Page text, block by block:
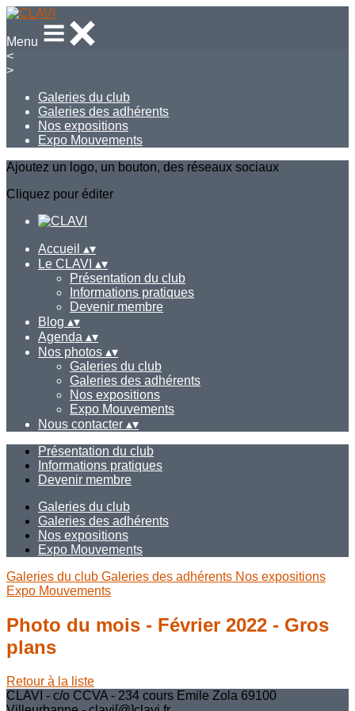
Menu
<
>
Galeries du club
Galeries des adhérents
Nos expositions
Expo Mouvements
Ajoutez un logo, un bouton, des réseaux sociaux
Cliquez pour éditer
Accueil ▴▾
Le CLAVI ▴▾
Présentation du club
Informations pratiques
Devenir membre
Blog ▴▾
Agenda ▴▾
Nos photos ▴▾
Galeries du club
Galeries des adhérents
Nos expositions
Expo Mouvements
Nous contacter ▴▾
Présentation du club
Informations pratiques
Devenir membre
Galeries du club
Galeries des adhérents
Nos expositions
Expo Mouvements
Galeries du club Galeries des adhérents Nos expositions
Expo Mouvements
Photo du mois - Février 2022 - Gros
plans
Retour à la liste
CLAVI - c/o CCVA - 234 cours Emile Zola 69100